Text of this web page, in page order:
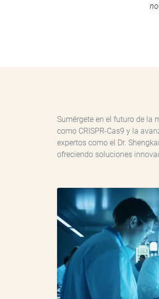
Sumérgete en el futuro de la
como CRISPR-Cas9 y la
expertos como el Dr.
ofreciendo soluciones